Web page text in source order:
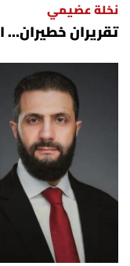
نخلة عضيمي
تقريران